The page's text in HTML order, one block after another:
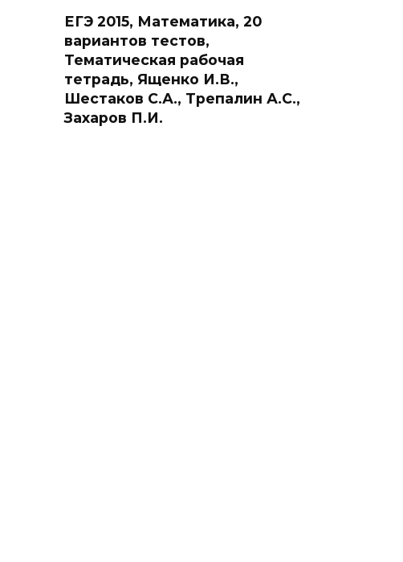
ЕГЭ 2015, Математика, 20
вариантов тестов,
Тематическая рабочая
тетрадь, Ященко И.В.,
Шестаков С.А., Трепалин А.С.,
Захаров П.И.